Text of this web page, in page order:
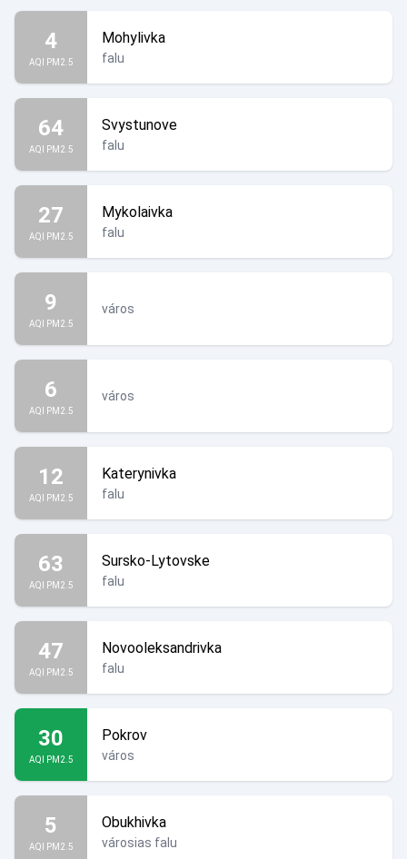
4
AQI PM2.5
Mohylivka
falu
64
AQI PM2.5
Svystunove
falu
27
AQI PM2.5
Mykolaivka
falu
9
AQI PM2.5
város
6
AQI PM2.5
város
12
AQI PM2.5
Katerynivka
falu
63
AQI PM2.5
Sursko-Lytovske
falu
47
AQI PM2.5
Novooleksandrivka
falu
30
AQI PM2.5
Pokrov
város
5
AQI PM2.5
Obukhivka
városias falu